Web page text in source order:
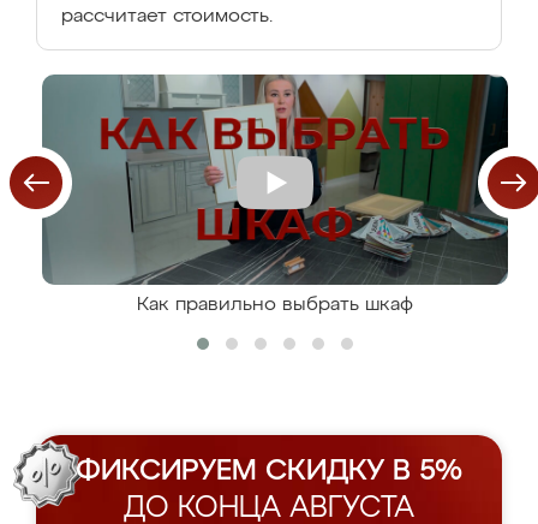
рассчитает стоимость.
Как правильно выбрать шкаф
ФИКСИРУЕМ СКИДКУ В 5%
ДО КОНЦА АВГУСТА